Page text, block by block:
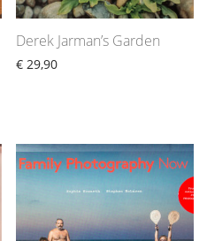
Derek Jarman’s Garden
€ 29,90